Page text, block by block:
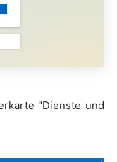
"Dienste und